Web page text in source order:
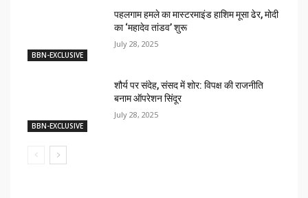
BBN-EXCLUSIVE
पहलगाम हमले का मास्टरमाइंड हाशिम मूसा ढेर, मोदी
का ‘महादेव तांडव’ शुरू
July 28, 2025
BBN-EXCLUSIVE
शौर्य पर संदेह, संसद में शोर: विपक्ष की राजनीति
बनाम ऑपरेशन सिंदूर
July 28, 2025